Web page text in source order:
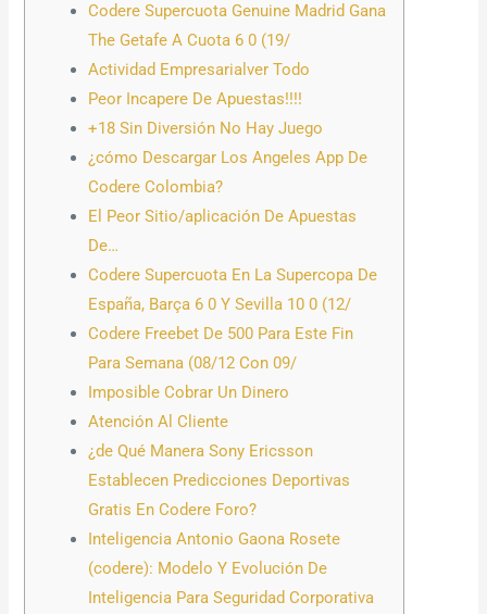
Codere Supercuota Genuine Madrid Gana
The Getafe A Cuota 6 0 (19/
Actividad Empresarialver Todo
Peor Incapere De Apuestas!!!!
+18 Sin Diversión No Hay Juego
¿cómo Descargar Los Angeles App De
Codere Colombia?
El Peor Sitio/aplicación De Apuestas
De…
Codere Supercuota En La Supercopa De
España, Barça 6 0 Y Sevilla 10 0 (12/
Codere Freebet De 500 Para Este Fin
Para Semana (08/12 Con 09/
Imposible Cobrar Un Dinero
Atención Al Cliente
¿de Qué Manera Sony Ericsson
Establecen Predicciones Deportivas
Gratis En Codere Foro?
Inteligencia Antonio Gaona Rosete
(codere): Modelo Y Evolución De
Inteligencia Para Seguridad Corporativa